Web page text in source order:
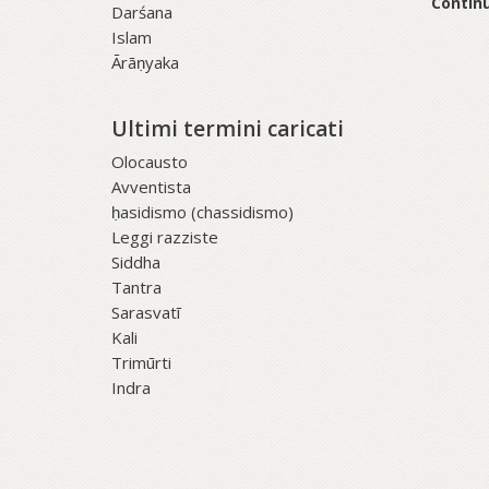
Darśana
Islam
Ārāṇyaka
Ultimi termini caricati
Olocausto
Avventista
ḥasidismo (chassidismo)
Leggi razziste
Siddha
Tantra
Sarasvatī
Kali
Trimūrti
Indra